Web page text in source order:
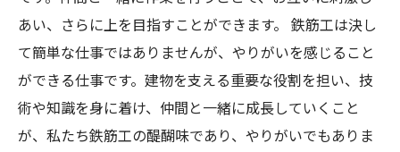
あい、さらに上を目指すことができます。 鉄筋工は決し
て簡単な仕事ではありませんが、やりがいを感じること
ができる仕事です。建物を支える重要な役割を担い、技
術や知識を身に着け、仲間と一緒に成長していくこと
が、私たち鉄筋工の醍醐味であり、やりがいでもありま